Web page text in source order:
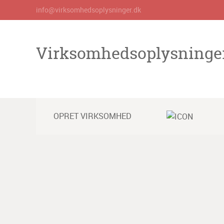
info@virksomhedsoplysninger.dk
OPRET VIRKSOMHED